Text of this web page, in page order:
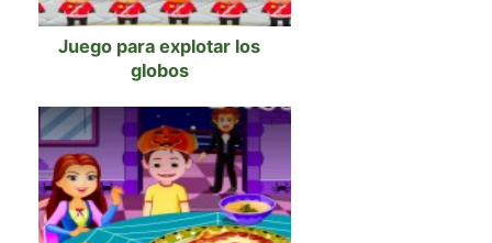
Juego para explotar los
globos